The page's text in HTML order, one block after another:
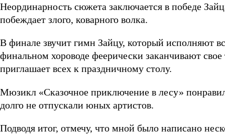
Неординарность сюжета заключается в победе
побеждает злого, коварного волка.
В финале звучит гимн Зайцу, который исполняют
финальном хороводе феерически заканчивают
приглашает всех к праздничному столу.
Мюзикл «Сказочное приключение в лесу»
долго не отпускали юных артистов.
Подводя итог, отмечу, что мной было написано